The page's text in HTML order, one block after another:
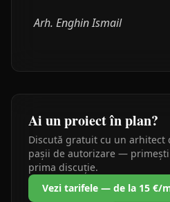
Arh. Enghin Ismail
Ai un proiect în plan?
Discută gratuit cu un arhitect
pașii de autorizare —
prima discuție.
Vezi tarifele — de la 15 €/